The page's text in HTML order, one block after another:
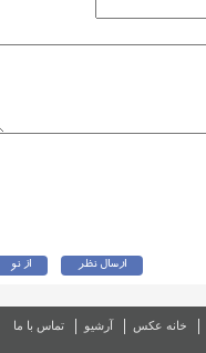
خانه عکس آرشیو تماس با ما